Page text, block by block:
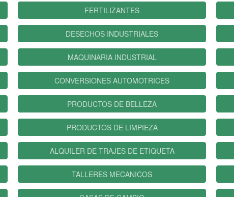
FERTILIZANTES
DESECHOS INDUSTRIALES
MAQUINARIA INDUSTRIAL
CONVERSIONES AUTOMOTRICES
PRODUCTOS DE BELLEZA
PRODUCTOS DE LIMPIEZA
ALQUILER DE TRAJES DE ETIQUETA
TALLERES MECANICOS